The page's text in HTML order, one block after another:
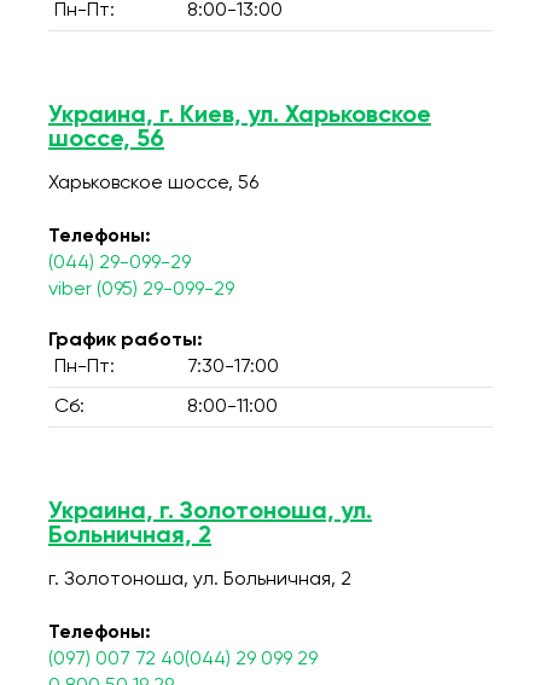
Пн-Пт:
8:00-13:00
Украина, г. Киев, ул. Харьковское
шоссе, 56
Харьковское шоссе, 56
Телефоны:
(044) 29-099-29
viber (095) 29-099-29
График работы:
Пн-Пт:
7:30-17:00
Сб: 8:00-11:00
Украина, г. Золотоноша, ул.
Больничная, 2
г. Золотоноша, ул. Больничная, 2
Телефоны:
(097) 007 72 40(044) 29 099 29